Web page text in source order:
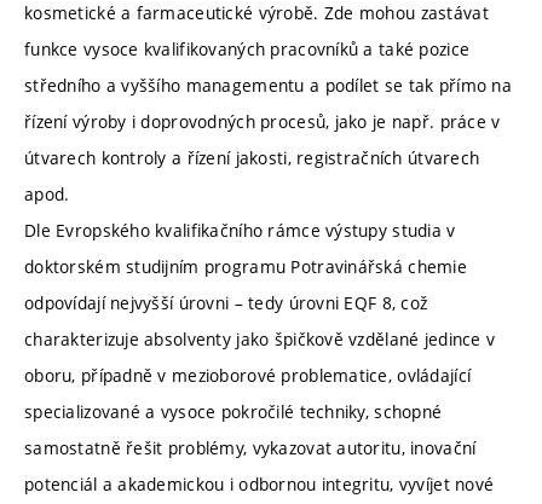
kosmetické a farmaceutické výrobě. Zde mohou zastávat
funkce vysoce kvalifikovaných pracovníků a také pozice
středního a vyššího managementu a podílet se tak přímo na
řízení výroby i doprovodných procesů, jako je např. práce v
útvarech kontroly a řízení jakosti, registračních útvarech
apod.
Dle Evropského kvalifikačního rámce výstupy studia v
doktorském studijním programu Potravinářská chemie
odpovídají nejvyšší úrovni – tedy úrovni EQF 8, což
charakterizuje absolventy jako špičkově vzdělané jedince v
oboru, případně v mezioborové problematice, ovládající
specializované a vysoce pokročilé techniky, schopné
samostatně řešit problémy, vykazovat autoritu, inovační
potenciál a akademickou i odbornou integritu, vyvíjet nové